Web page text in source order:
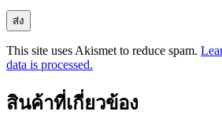
This site uses Akismet to reduce spam.
data is processed.
สินค้าที่เกี่ยวข้อง